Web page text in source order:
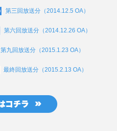
第三回放送分（2014.12.5 OA）
第六回放送分（2014.12.26 OA）
第九回放送分（2015.1.23 OA）
最終回放送分（2015.2.13 OA）